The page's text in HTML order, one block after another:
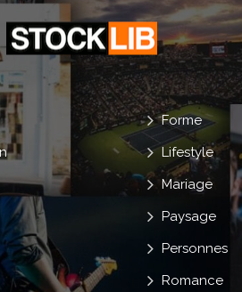
Forme
Lifestyle
Mariage
Paysage
Personnes
Romance